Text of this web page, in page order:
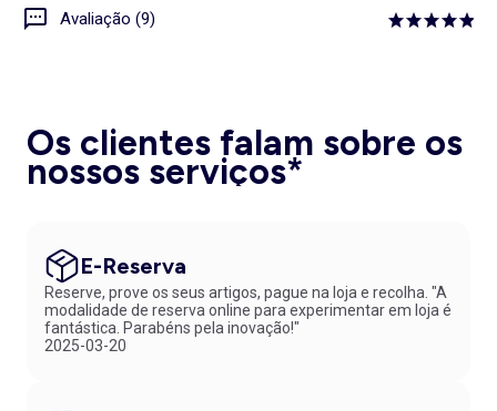
Avaliação (9)
Os clientes falam sobre os
nossos serviços*
E-Reserva
Reserve, prove os seus artigos, pague na loja e recolha. "A
modalidade de reserva online para experimentar em loja é
fantástica. Parabéns pela inovação!"
2025-03-20